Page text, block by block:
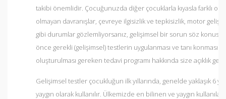
takibi önemlidir. Çocuğunuzda diğer çocuklarla kıyasla farklı
olmayan davranışlar, çevreye ilgisizlik ve tepkisizlik, motor
gibi durumlar gözlemliyorsanız, gelişimsel bir sorun söz konusu
önce gerekli (gelişimsel) testlerin uygulanması ve tanı konması
oluşturulması gereken tedavi programı hakkında size açıklık
Gelişimsel testler çocukluğun ilk yıllarında, genelde yaklaşık 6
yaygın olarak kullanılır. Ülkemizde en bilinen ve yaygın